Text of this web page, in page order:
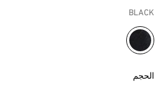
BLACK
مختار
الحجم